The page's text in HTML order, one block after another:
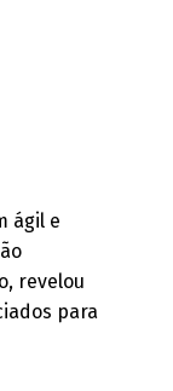
ágil e
revelou
para